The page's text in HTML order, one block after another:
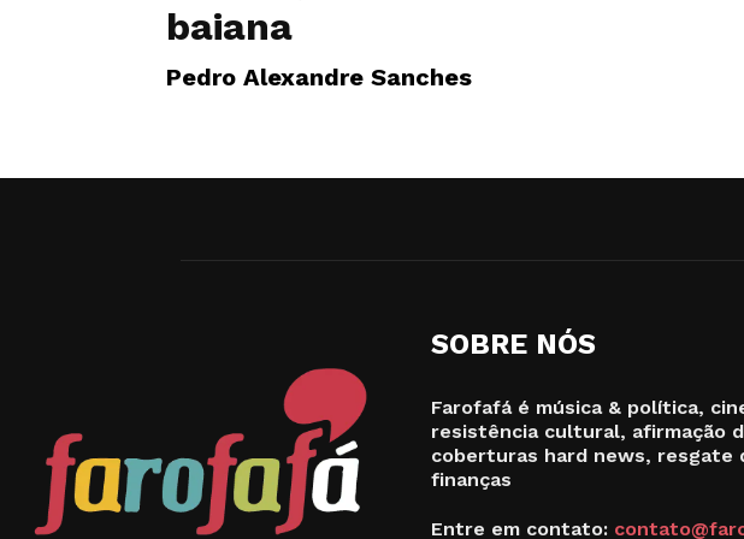
baiana
Pedro Alexandre Sanches
SOBRE NÓS
Farofafá é música & política,
resistência cultural, afirmação
coberturas hard news, resgate
finanças
Entre em contato: